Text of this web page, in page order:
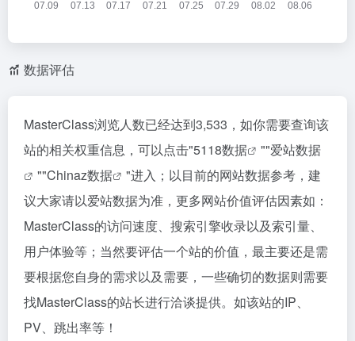
数据评估
MasterClass浏览人数已经达到3,533，如你需要查询该
站的相关权重信息，可以点击"5118数据 ""爱站数据
""Chinaz数据
"进入；以目前的网站数据参考，建
议大家请以爱站数据为准，更多网站价值评估因素如：
MasterClass的访问速度、搜索引擎收录以及索引量、
用户体验等；当然要评估一个站的价值，最主要还是需
要根据您自身的需求以及需要，一些确切的数据则需要
找MasterClass的站长进行洽谈提供。如该站的IP、
PV、跳出率等！